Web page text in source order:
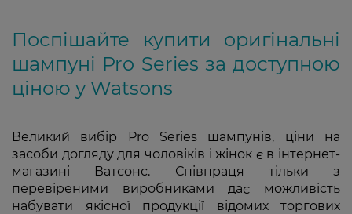
Поспішайте купити оригінальні
шампуні Pro Series за доступною
ціною у Watsons
Великий вибір Pro Series шампунів, ціни на
засоби догляду для чоловіків і жінок є в інтернет-
магазині Ватсонс. Співпраця тільки з
перевіреними виробниками дає можливість
набувати якісної продукції відомих торгових